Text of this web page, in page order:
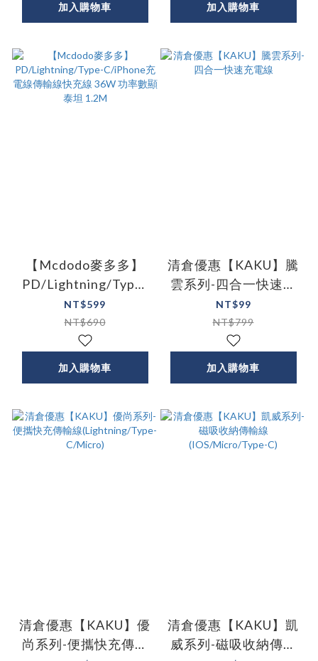
加入購物車 加入購物車
【Mcdodo麥多多】
PD/Lightning/Type-
C/iPhone充電線傳輸
線快充線 36W 功率數
顯 泰坦 1.2M
NT$599
NT$690
加入購物車
清倉優惠【KAKU】騰
雲系列-四合一快速充
電線
NT$99
NT$799
加入購物車
清倉優惠【KAKU】優
尚系列-便攜快充傳輸
清倉優惠【KAKU】凱
威系列-磁吸收納傳輸